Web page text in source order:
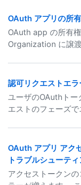
OAuth アプリの所
OAuth app の所有
Organization に譲渡
認可リクエストエ
ユーザのOAuthトー
エストのフェーズで
OAuth アプリ アク
トラブルシューテ
アクセストークン